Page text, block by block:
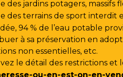
des jardins potagers,
des terrains de sport interdit
94 % de l’eau potable
à sa préservation en
non essentielles, etc.
le détail des restrictions et
ou-en-est-on-en-